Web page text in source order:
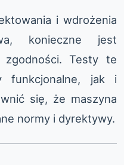
i wdrożenia
konieczne jest
zgodności. Testy te
funkcjonalne, jak i
się, że maszyna
normy i dyrektywy.